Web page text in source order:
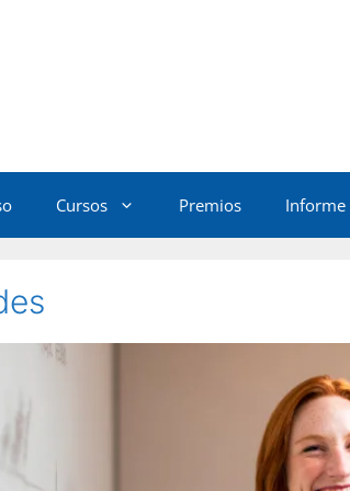
Cursos Premios Informe